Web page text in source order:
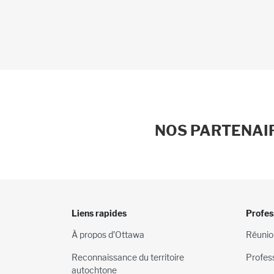
NOS
Liens rapides
À propos d’Ottawa
Reconnaissance du territoire
autochtone